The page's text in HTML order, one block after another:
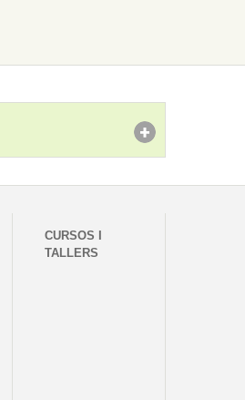
CURSOS I
TALLERS